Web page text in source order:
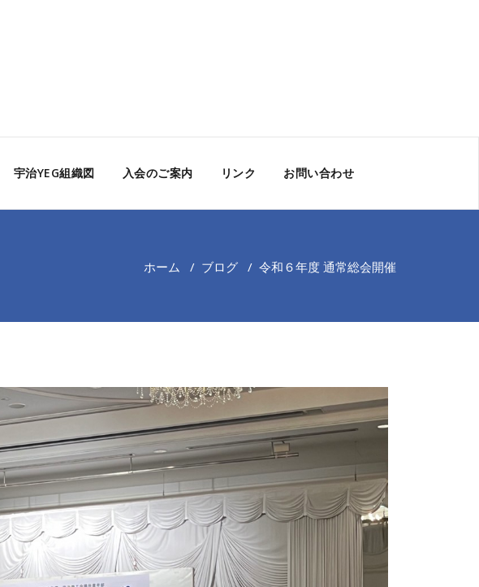
宇治YEG組織図 入会のご案内 リンク お問い合わせ
ホーム / ブログ / 令和６年度 通常総会開催